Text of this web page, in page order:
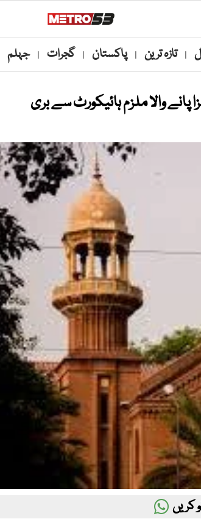
| تازہ ترین | پاکستان | گجرات | جہلم
والا ملزم ہائیکورٹ سے بری
کریں